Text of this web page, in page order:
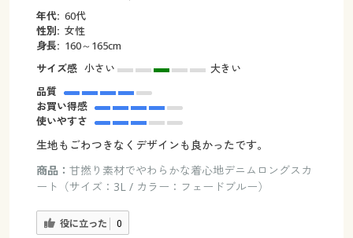
年代: 60代
性別: 女性
身長: 160～165cm
サイズ感 小さい
大きい
品質
お買い得感
使いやすさ
生地もごわつきなくデザインも良かったです。
商品： 甘撚り素材でやわらかな着心地デニムロングスカ
ート（サイズ：3L / カラー：フェードブルー）
役に立った 0